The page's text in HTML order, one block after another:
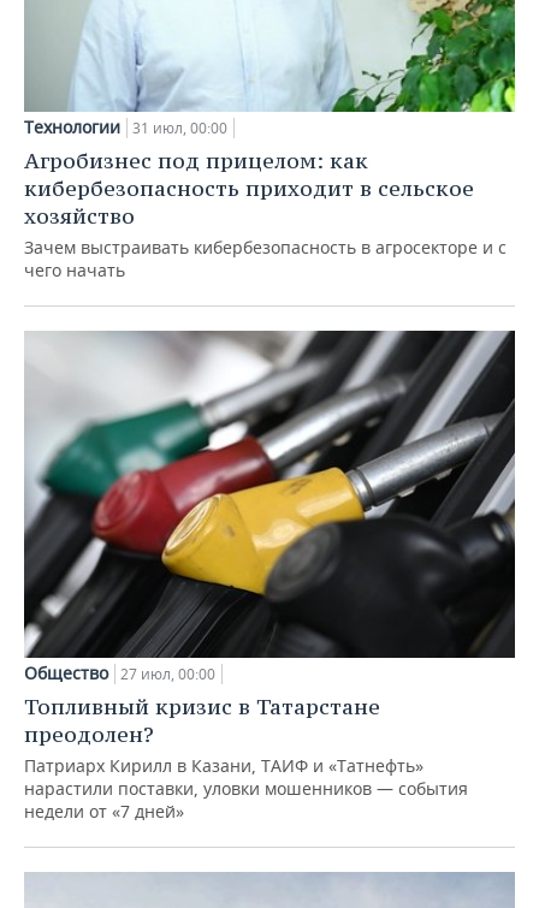
Технологии 31 июл, 00:00
Агробизнес под прицелом: как
кибербезопасность приходит в сельское
хозяйство
Зачем выстраивать кибербезопасность в агросекторе и с
чего начать
Общество 27 июл, 00:00
Топливный кризис в Татарстане
преодолен?
Патриарх Кирилл в Казани, ТАИФ и «Татнефть»
нарастили поставки, уловки мошенников — события
недели от «7 дней»